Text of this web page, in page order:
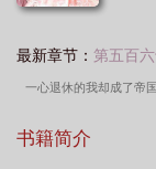
最新章节： 第五百
一心退休的我却成了帝
却成了帝国上将全本免费
书籍简介